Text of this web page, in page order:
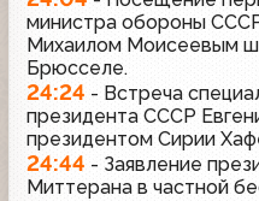
министра обороны
Михаилом Моисеевым
Брюсселе.
24:24 - Встреча
президента СССР
президентом Сирии
24:44 - Заявление
Миттерана в частной